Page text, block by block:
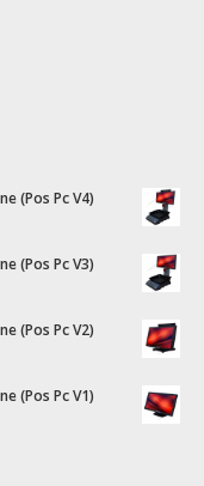
(Pos Pc V4)
(Pos Pc V3)
(Pos Pc V2)
(Pos Pc V1)